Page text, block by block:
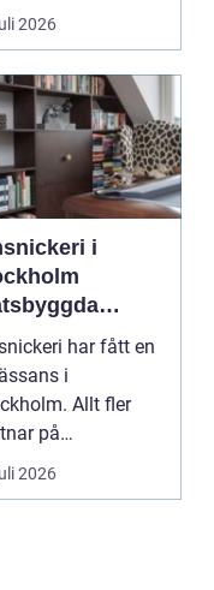
Bilen
2026
i
som
hemmet
har fått en
i
Allt fler
på
och
st...
2026